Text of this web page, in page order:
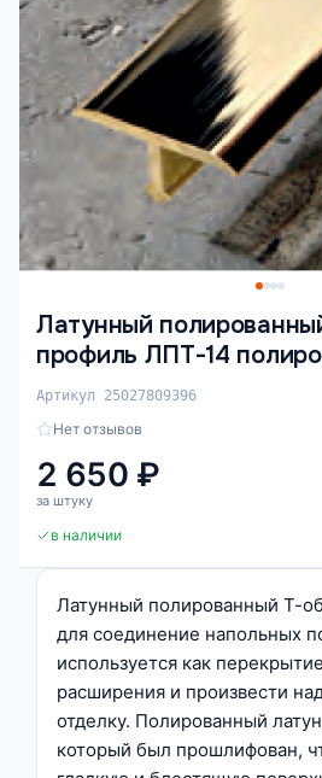
Латунный
профиль ЛПТ-14
Артикул 25027809396
Нет отзывов
2 650 ₽
за штуку
в наличии
Латунный полированный Т-
для соединение напольных
используется как
расширения и произвести
отделку. Полированный
который был прошлифован,